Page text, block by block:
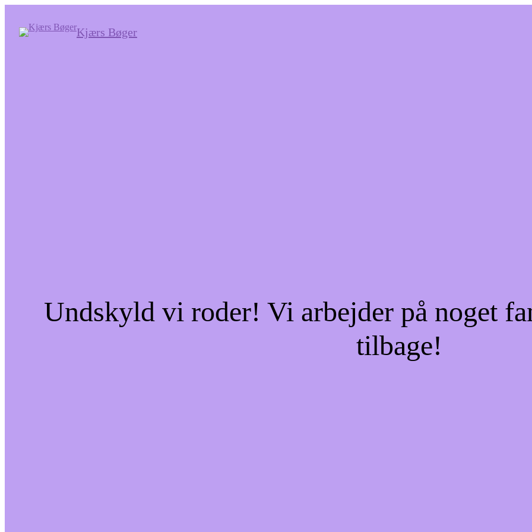
Kjærs Bøger
Undskyld vi roder! Vi arbejder på noget
tilbage!